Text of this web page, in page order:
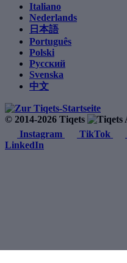
Italiano
Nederlands
日本語
Português
Polski
Русский
Svenska
中文
© 2014-2026 Tiqets
Instagram
TikTok
LinkedIn